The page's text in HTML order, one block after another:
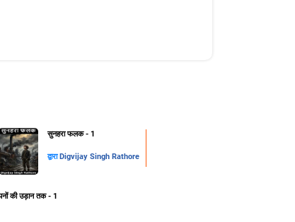
सुनहरा फलक - 1
द्वारा Digvijay Singh Rathore
की उड़ान तक - 1